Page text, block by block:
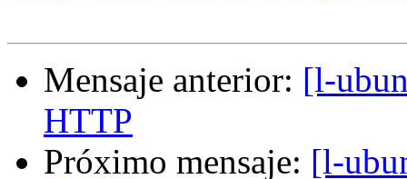
Mensaje anterior: [l-
HTTP
Próximo mensaje: [l-